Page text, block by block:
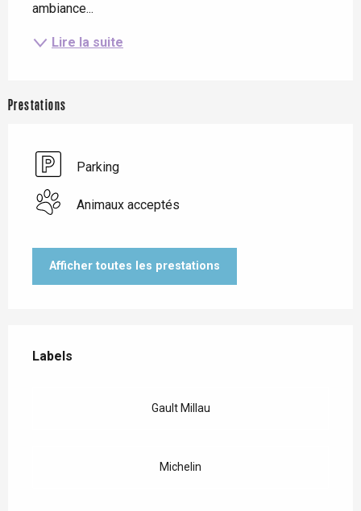
ambiance...
Lire la suite
Prestations
Parking
Animaux acceptés
Afficher toutes les prestations
Labels
Labels
Gault Millau
Michelin